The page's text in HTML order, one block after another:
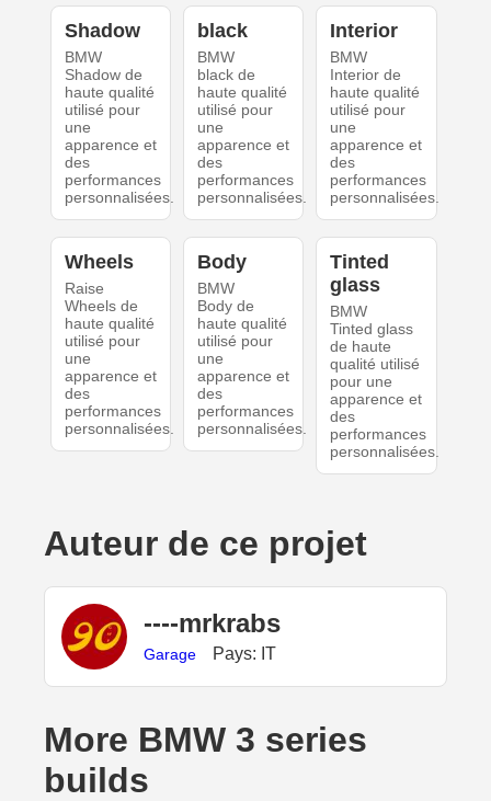
Shadow
BMW
Shadow de
haute qualité
utilisé pour
une
apparence et
des
performances
personnalisées.
black
BMW
black de
haute qualité
utilisé pour
une
apparence et
des
performances
personnalisées.
Interior
BMW
Interior de
haute qualité
utilisé pour
une
apparence et
des
performances
personnalisées.
Wheels
Raise
Wheels de
haute qualité
utilisé pour
une
apparence et
des
performances
personnalisées.
Body
BMW
Body de
haute qualité
utilisé pour
une
apparence et
des
performances
personnalisées.
Tinted
glass
BMW
Tinted glass
de haute
qualité utilisé
pour une
apparence et
des
performances
personnalisées.
Auteur de ce projet
----mrkrabs
Garage Pays: IT
More BMW 3 series
builds